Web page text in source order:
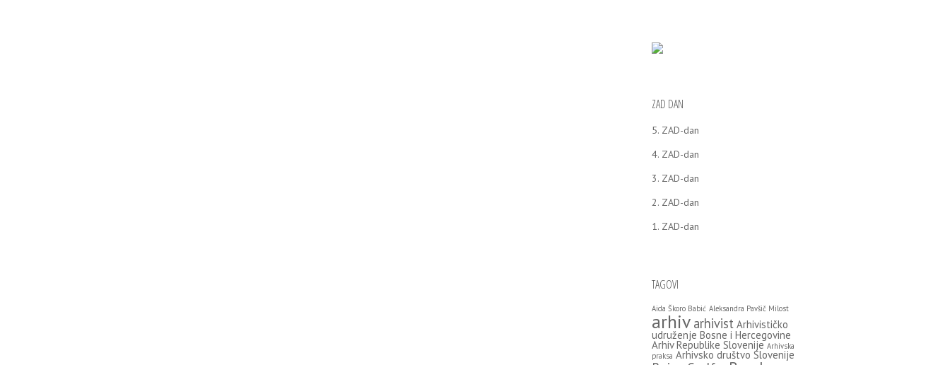
ZAD DAN
5. ZAD-dan
4. ZAD-dan
3. ZAD-dan
2. ZAD-dan
1. ZAD-dan
TAGOVI
Aida Škoro Babić Aleksandra Pavšič Milost
arhiv arhivist Arhivističko
udruženje Bosne i Hercegovine
Arhiv Republike Slovenije Arhivska
praksa Arhivsko društvo Slovenije